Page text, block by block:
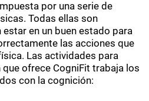
por una serie de
Todas ellas son
en un buen estado para
las acciones que
Las actividades para
ofrece CogniFit trabaja los
con la cognición: